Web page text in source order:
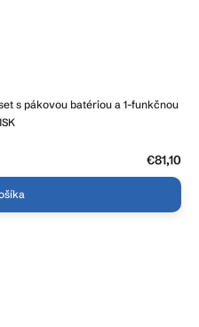
s pákovou batériou a 1-funkčnou
€81,10